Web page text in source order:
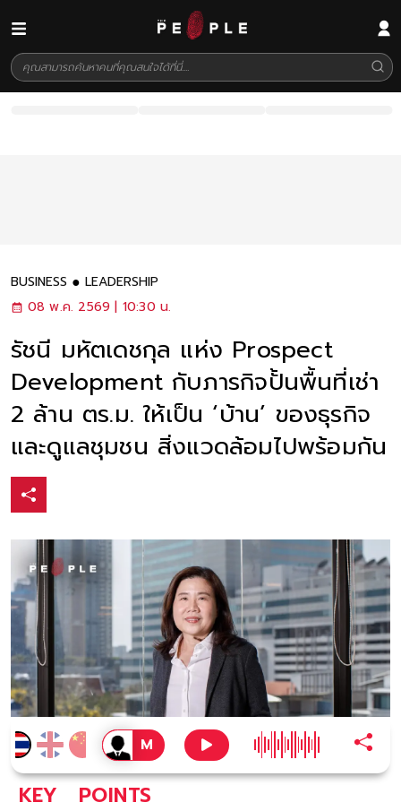
BUSINESS
LEADERSHIP
08 พ.ค. 2569 | 10:30 น.
รัชนี มหัตเดชกุล แห่ง Prospect
Development กับภารกิจปั้นพื้นที่เช่า
2 ล้าน ตร.ม. ให้เป็น ‘บ้าน’ ของธุรกิจ
และดูแลชุมชน สิ่งแวดล้อมไปพร้อมกัน
KEY POINTS